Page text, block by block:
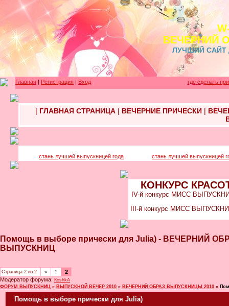
ВЕЧЕРНИЙ
ЛУЧШИЙ САЙТ
Главная | Регистрация | Вход где сделать
| ГЛАВНАЯ СТРАНИЦА| ВЕЧЕРНИЕ ПРИЧЕСКИ|
стань лучшей выпускницей года стань лучшей выпускницей
КОНКУРС
IV-й конкурс МИСС
III-й конкурс МИСС
Помощь в выборе прически для Julia) - ВЕЧЕРНИЙ
ВЫПУСКНИЦ
Страница 2 из 2 « 1
2
Модератор форума: КoshkA
ФОРУМ ВЫПУСКНИЦ » ВЫПУСКНОЙ ВЕЧЕР 2010 » ВЕЧЕРНИЙ ОБРАЗ ВЫПУСКНИЦЫ 2010 »
Помощь в выборе прически для Julia)